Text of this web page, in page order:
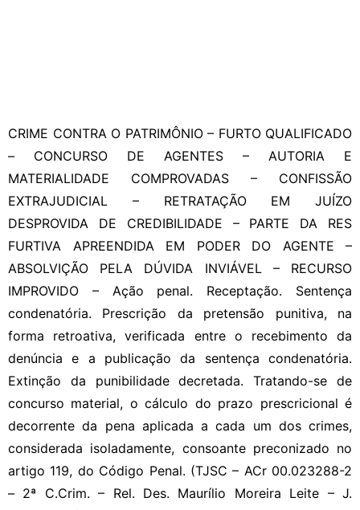
CRIME CONTRA O PATRIMÔNIO – FURTO QUALIFICADO
– CONCURSO DE AGENTES – AUTORIA E
MATERIALIDADE COMPROVADAS – CONFISSÃO
EXTRAJUDICIAL – RETRATAÇÃO EM JUÍZO
DESPROVIDA DE CREDIBILIDADE – PARTE DA RES
FURTIVA APREENDIDA EM PODER DO AGENTE –
ABSOLVIÇÃO PELA DÚVIDA INVIÁVEL – RECURSO
IMPROVIDO – Ação penal. Receptação. Sentença
condenatória. Prescrição da pretensão punitiva, na
forma retroativa, verificada entre o recebimento da
denúncia e a publicação da sentença condenatória.
Extinção da punibilidade decretada. Tratando-se de
concurso material, o cálculo do prazo prescricional é
decorrente da pena aplicada a cada um dos crimes,
considerada isoladamente, consoante preconizado no
artigo 119, do Código Penal. (TJSC – ACr 00.023288-2
– 2ª C.Crim. – Rel. Des. Maurílio Moreira Leite – J.